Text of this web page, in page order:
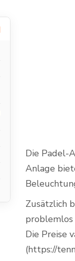
Die Padel-
Anlage
Zusätzlich
problemlos
Die Preise
(https://